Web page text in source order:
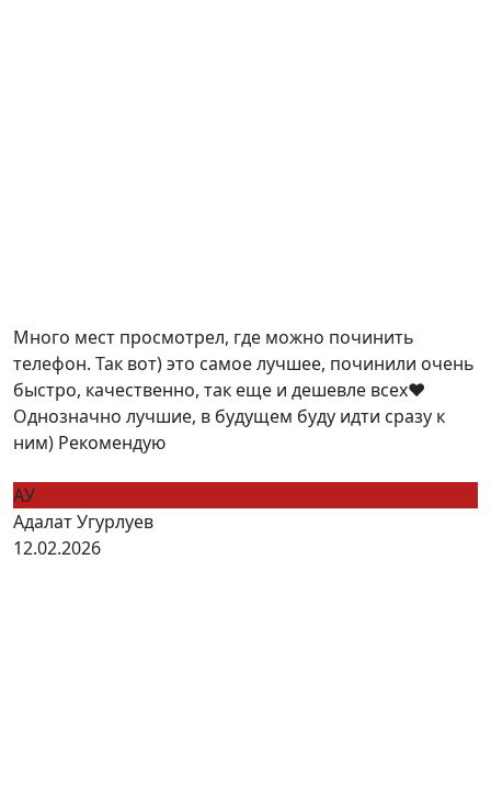
Много мест просмотрел, где можно починить
телефон. Так вот) это самое лучшее, починили очень
быстро, качественно, так еще и дешевле всех❤️
Однозначно лучшие, в будущем буду идти сразу к
ним) Рекомендую
АУ
Адалат Угурлуев
12.02.2026